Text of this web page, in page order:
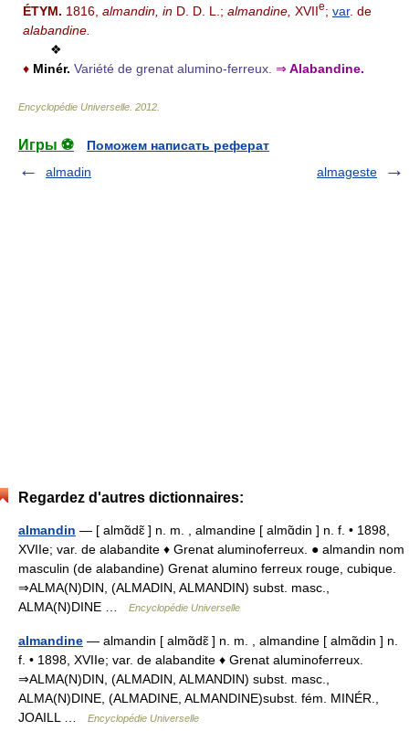
ÉTYM. 1816, almandin, in D. D. L.; almandine, XVIIe; var. de
alabandine.
❖
♦ Minér. Variété de grenat alumino-ferreux. ⇒ Alabandine.
Encyclopédie Universelle 2012
Игры ⚽
Поможем написать реферат
almadin
almageste
Regardez d'autres dictionnaires:
almandin — [ almɑ̃dɛ̃ ] n. m. , almandine [ almɑ̃din ] n. f. • 1898,
XVIIe; var. de alabandite ♦ Grenat aluminoferreux. ● almandin nom
masculin (de alabandine) Grenat alumino ferreux rouge, cubique.
⇒ALMA(N)DIN, (ALMADIN, ALMANDIN) subst. masc.,
ALMA(N)DINE …
Encyclopédie Universelle
almandine — almandin [ almɑ̃dɛ̃ ] n. m. , almandine [ almɑ̃din ] n.
f. • 1898, XVIIe; var. de alabandite ♦ Grenat aluminoferreux.
⇒ALMA(N)DIN, (ALMADIN, ALMANDIN) subst. masc.,
ALMA(N)DINE, (ALMADINE, ALMANDINE)subst. fém. MINÉR.,
JOAILL …
Encyclopédie Universelle